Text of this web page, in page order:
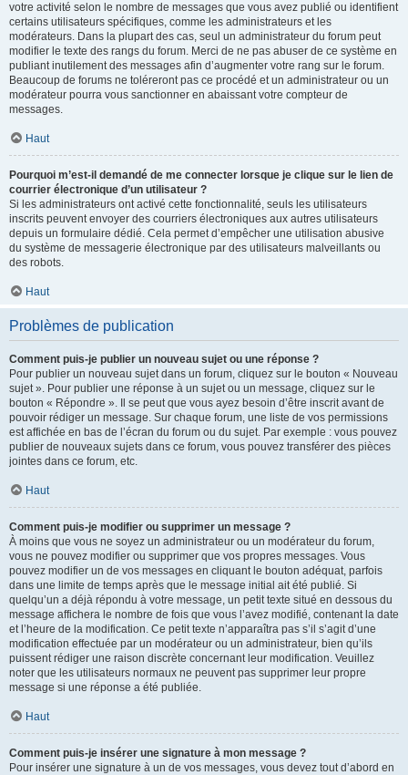
votre activité selon le nombre de messages que vous avez publié ou identifient
certains utilisateurs spécifiques, comme les administrateurs et les
modérateurs. Dans la plupart des cas, seul un administrateur du forum peut
modifier le texte des rangs du forum. Merci de ne pas abuser de ce système en
publiant inutilement des messages afin d’augmenter votre rang sur le forum.
Beaucoup de forums ne toléreront pas ce procédé et un administrateur ou un
modérateur pourra vous sanctionner en abaissant votre compteur de
messages.
Haut
Pourquoi m’est-il demandé de me connecter lorsque je clique sur le lien de
courrier électronique d’un utilisateur ?
Si les administrateurs ont activé cette fonctionnalité, seuls les utilisateurs
inscrits peuvent envoyer des courriers électroniques aux autres utilisateurs
depuis un formulaire dédié. Cela permet d’empêcher une utilisation abusive
du système de messagerie électronique par des utilisateurs malveillants ou
des robots.
Haut
Problèmes de publication
Comment puis-je publier un nouveau sujet ou une réponse ?
Pour publier un nouveau sujet dans un forum, cliquez sur le bouton « Nouveau
sujet ». Pour publier une réponse à un sujet ou un message, cliquez sur le
bouton « Répondre ». Il se peut que vous ayez besoin d’être inscrit avant de
pouvoir rédiger un message. Sur chaque forum, une liste de vos permissions
est affichée en bas de l’écran du forum ou du sujet. Par exemple : vous pouvez
publier de nouveaux sujets dans ce forum, vous pouvez transférer des pièces
jointes dans ce forum, etc.
Haut
Comment puis-je modifier ou supprimer un message ?
À moins que vous ne soyez un administrateur ou un modérateur du forum,
vous ne pouvez modifier ou supprimer que vos propres messages. Vous
pouvez modifier un de vos messages en cliquant le bouton adéquat, parfois
dans une limite de temps après que le message initial ait été publié. Si
quelqu’un a déjà répondu à votre message, un petit texte situé en dessous du
message affichera le nombre de fois que vous l’avez modifié, contenant la date
et l’heure de la modification. Ce petit texte n’apparaîtra pas s’il s’agit d’une
modification effectuée par un modérateur ou un administrateur, bien qu’ils
puissent rédiger une raison discrète concernant leur modification. Veuillez
noter que les utilisateurs normaux ne peuvent pas supprimer leur propre
message si une réponse a été publiée.
Haut
Comment puis-je insérer une signature à mon message ?
Pour insérer une signature à un de vos messages, vous devez tout d’abord en